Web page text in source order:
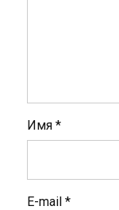
Имя *
E-mail *